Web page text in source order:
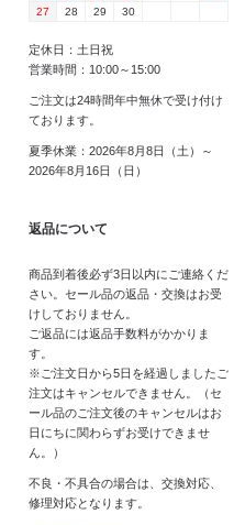
27
28 29 30
定休日：土日祝
営業時間：10:00～15:00
ご注文は24時間年中無休で受け付け
ております。
夏季休業：2026年8月8日（土）～
2026年8月16日（日）
返品について
商品到着後必ず3日以内にご連絡くだ
さい。セール品の返品・交換はお受
けしておりません。
ご返品には返品手数料がかかりま
す。
※ご注文日から5日を経過しましたご
注文はキャンセルできません。（セ
ール品のご注文後のキャンセルはお
日にちに関わらずお受けできませ
ん。）
不良・不具合の場合は、交換対応、
修理対応となります。